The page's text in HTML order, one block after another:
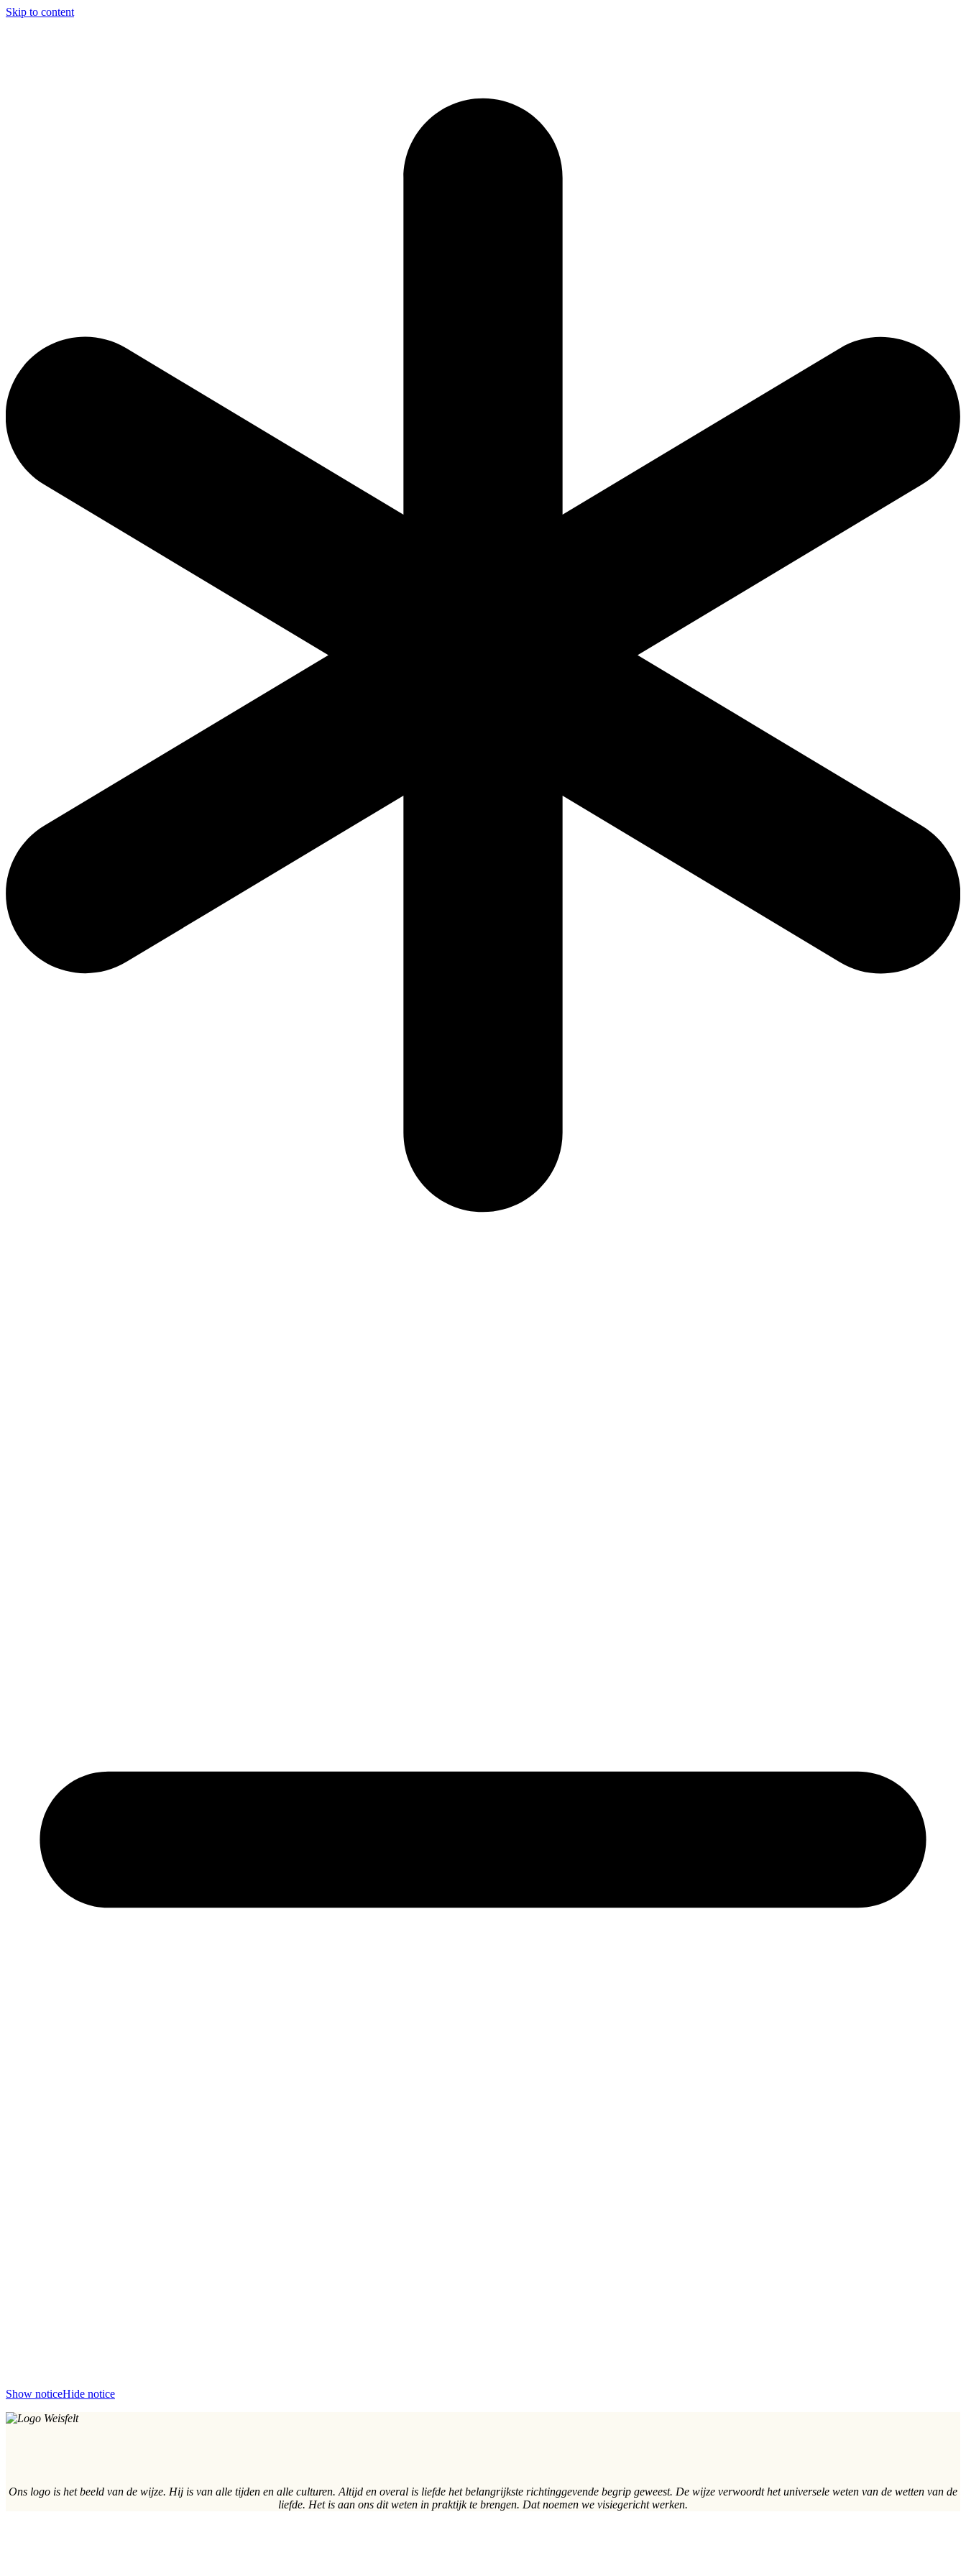
Skip to content
Show noticeHide notice
Ons logo is het beeld van de wijze. Hij is van alle tijden en alle culturen. Altijd en overal is liefde het belangrijkste richtinggevende begrip geweest. De wijze verwoordt het universele weten van de wetten van de
liefde. Het is aan ons dit weten in praktijk te brengen. Dat noemen we visiegericht werken.